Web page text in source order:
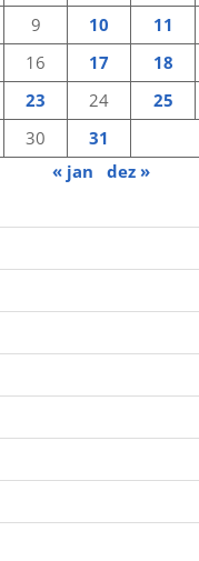
9 10 11
16 17 18
23 24 25
30
31
« jan
dez »